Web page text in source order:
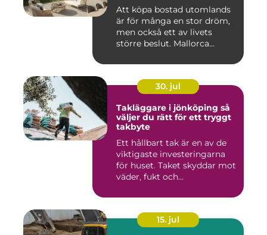
Att köpa bostad utomlands
är för många en stor dröm,
men också ett av livets
större beslut. Mallorca...
30. jul
Takläggare i jönköping så
väljer du rätt för ett tryggt
takbyte
Ett hållbart tak är en av de
viktigaste investeringarna
för huset. Taket skyddar mot
väder, fukt och...
15. jul